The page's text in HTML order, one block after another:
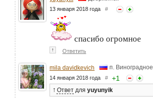
13 января 2018 года #
спасибо огромное
↑ Ответить
mila davidkevich п. Виноградное
14 января 2018 года # +1
↑ Ответ для yuyunyik